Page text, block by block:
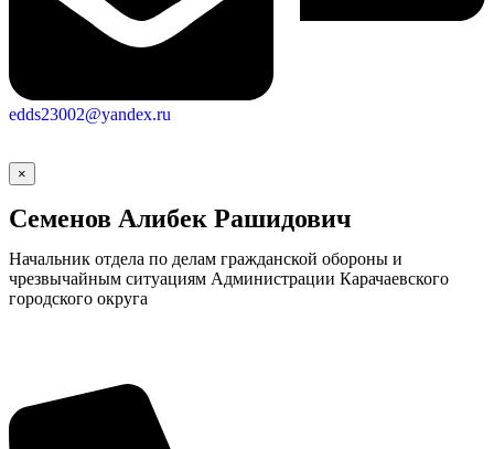
edds23002@yandex.ru
×
Семенов Алибек Рашидович
Начальник отдела по делам гражданской обороны и
чрезвычайным ситуациям Администрации Карачаевского
городского округа